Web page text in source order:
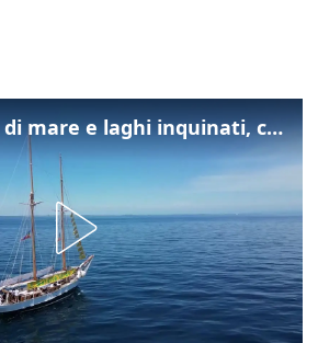
In Italia il 34% di mare e laghi inquinati, colpa della maladepurazione